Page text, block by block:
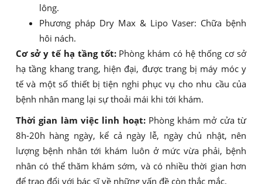
lông.
Phương pháp Dry Max & Lipo Vaser: Chữa bệnh
hôi nách.
Cơ sở y tế hạ tầng tốt:Phòng khám có hệ thống cơ sở
hạ tầng khang trang, hiện đại, được trang bị máy móc y
tế và một số thiết bị tiện nghi phục vụ cho nhu cầu của
bệnh nhân mang lại sự thoải mái khi tới khám.
Thời gian làm việc linh hoạt:Phòng khám mở cửa từ
8h-20h hàng ngày, kể cả ngày lễ, ngày chủ nhật, nên
lượng bệnh nhân tới khám luôn ở mức vừa phải, bệnh
nhân có thể thăm khám sớm, và có nhiều thời gian hơn
để trao đổi với bác sĩ về những vấn đề còn thắc mắc.